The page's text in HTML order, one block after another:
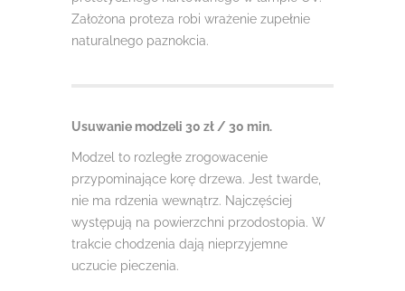
Założona proteza robi wrażenie zupełnie
naturalnego paznokcia.
Usuwanie modzeli 30 zł / 30 min.
Modzel to rozległe zrogowacenie
przypominające korę drzewa. Jest twarde,
nie ma rdzenia wewnątrz. Najczęściej
występują na powierzchni przodostopia. W
trakcie chodzenia dają nieprzyjemne
uczucie pieczenia.